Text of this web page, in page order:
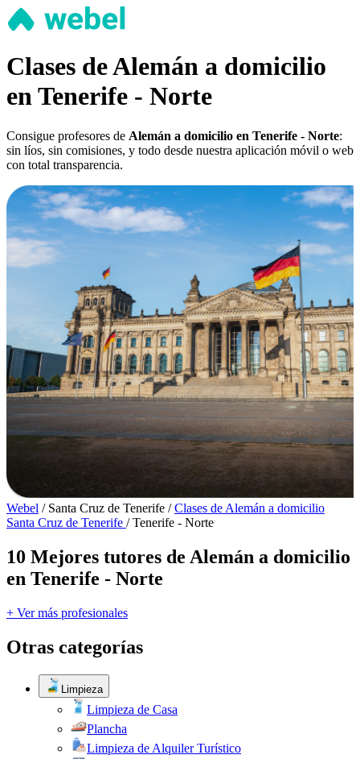
Clases de Alemán a domicilio
en Tenerife - Norte
Consigue profesores de Alemán a domicilio en Tenerife - Norte:
sin líos, sin comisiones, y todo desde nuestra aplicación móvil o web
con total transparencia.
Webel / Santa Cruz de Tenerife / Clases de Alemán a domicilio
Santa Cruz de Tenerife / Tenerife - Norte
10 Mejores tutores de Alemán a domicilio
en Tenerife - Norte
+ Ver más profesionales
Otras categorías
Limpieza
Limpieza de Casa
Plancha
Limpieza de Alquiler Turístico